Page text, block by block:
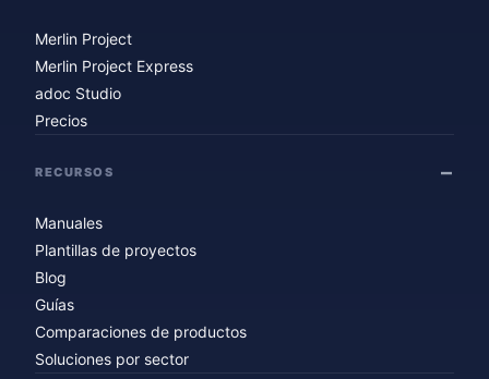
Merlin Project
Merlin Project Express
adoc Studio
Precios
RECURSOS
Manuales
Plantillas de proyectos
Blog
Guías
Comparaciones de productos
Soluciones por sector